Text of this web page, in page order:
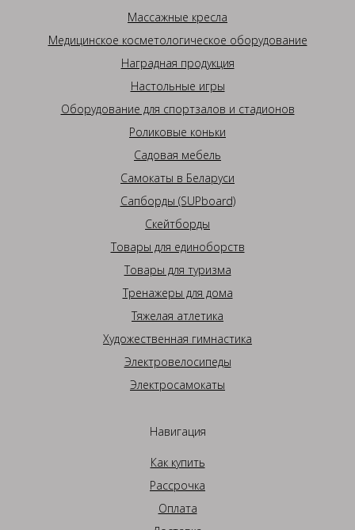
Массажные кресла
Медицинское косметологическое оборудование
Наградная продукция
Настольные игры
Оборудование для спортзалов и стадионов
Роликовые коньки
Садовая мебель
Самокаты в Беларуси
Сапборды (SUPboard)
Скейтборды
Товары для единоборств
Товары для туризма
Тренажеры для дома
Тяжелая атлетика
Художественная гимнастика
Электровелосипеды
Электросамокаты
Навигация
Как купить
Рассрочка
Оплата